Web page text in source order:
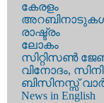
കേരളം
രാഷ്ട്രം
ലോകം
സിറ്റിസണ്‍
വിനോദം,
ബിസിനസ്സ്
News in English